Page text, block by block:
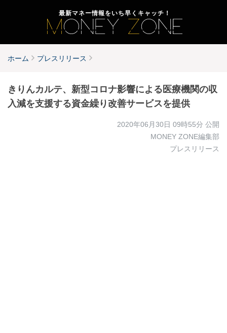
最新マネー情報をいち早くキャッチ！
ホーム プレスリリース
きりんカルテ、新型コロナ影響による医療機関の収
入減を支援する資金繰り改善サービスを提供
2020年06月30日 09時55分 公開
MONEY ZONE編集部
プレスリリース